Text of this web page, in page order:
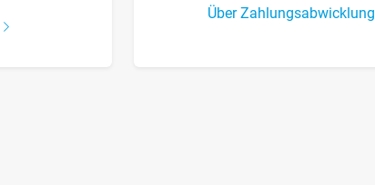
Über Zahlungsabwicklung